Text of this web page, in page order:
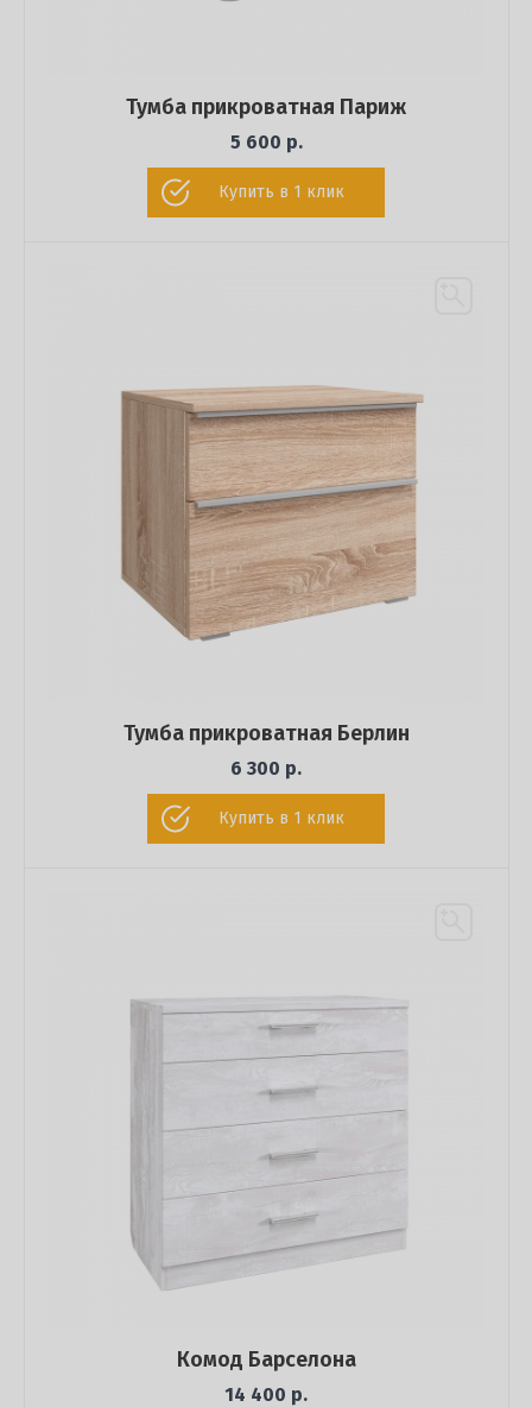
Тумба прикроватная Париж
5 600 р.
Купить в 1 клик
Тумба прикроватная Берлин
6 300 р.
Купить в 1 клик
Комод Барселона
14 400 р.